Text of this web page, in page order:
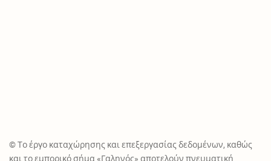
© Το έργο καταχώρησης και επεξεργασίας δεδομένων, καθώς
και το εμπορικό σήμα «Γαληνός» αποτελούν πνευματική